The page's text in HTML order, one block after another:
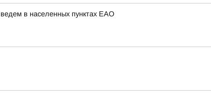
в населенных пунктах ЕАО